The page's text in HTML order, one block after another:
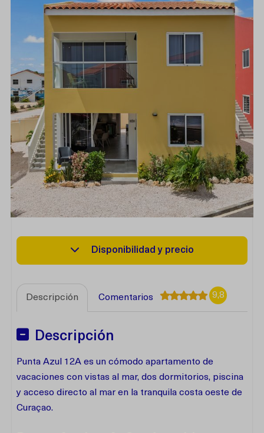
Disponibilidad y precio
Descripción Comentarios 9,8
Descripción
Punta Azul 12A es un cómodo apartamento de
vacaciones con vistas al mar, dos dormitorios, piscina
y acceso directo al mar en la tranquila costa oeste de
Curaçao.